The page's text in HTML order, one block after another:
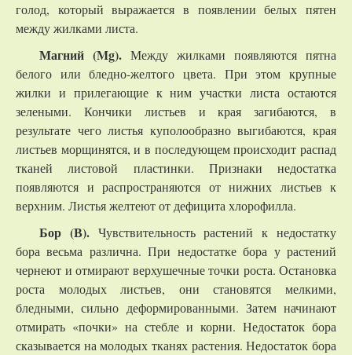
голод, который выражается в появлении белых пятен
между жилками листа.
Магний (Mg). Между жилками появляются пятна
белого или бледно-желтого цвета. При этом крупные
жилки и прилегающие к ним участки листа остаются
зелеными. Кончики листьев и края загибаются, в
результате чего листья куполообразно выгибаются, края
листьев морщинятся, и в последующем происходит распад
тканей листовой пластинки. Признаки недостатка
появляются и распространяются от нижних листьев к
верхним. Листья желтеют от дефицита хлорофилла.
Бор (В).Чувствительность растений к недостатку
бора весьма различна. При недостатке бора у растений
чернеют и отмирают верхушечные точки роста. Остановка
роста молодых листьев, они становятся мелкими,
бледными, сильно деформированными. Затем начинают
отмирать «почки» на стебле и корни. Недостаток бора
сказывается на молодых тканях растения. Недостаток бора